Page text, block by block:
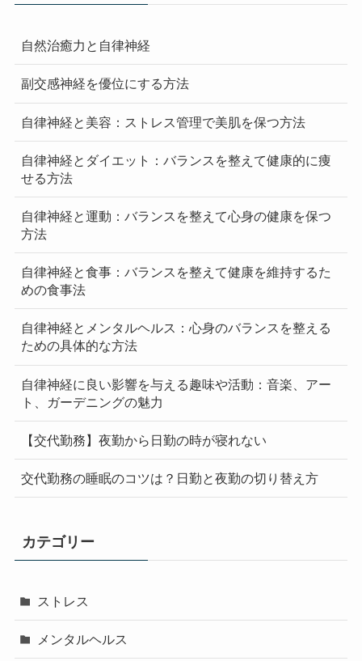
自然治癒力と自律神経
副交感神経を優位にする方法
自律神経と美容：ストレス管理で美肌を保つ方法
自律神経とダイエット：バランスを整えて健康的に痩
せる方法
自律神経と運動：バランスを整えて心身の健康を保つ
方法
自律神経と食事：バランスを整えて健康を維持するた
めの食事法
自律神経とメンタルヘルス：心身のバランスを整える
ための具体的な方法
自律神経に良い影響を与える趣味や活動：音楽、アー
ト、ガーデニングの魅力
【交代勤務】夜勤から日勤の時が寝れない
交代勤務の睡眠のコツは？日勤と夜勤の切り替え方
カテゴリー
ストレス
メンタルヘルス